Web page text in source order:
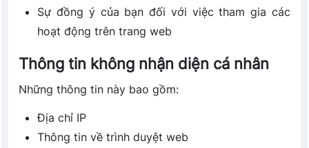
Sự đồng ý của bạn đối với việc tham gia các
hoạt động trên trang web
Thông tin không nhận diện cá nhân
Những thông tin này bao gồm:
Địa chỉ IP
Thông tin về trình duyệt web